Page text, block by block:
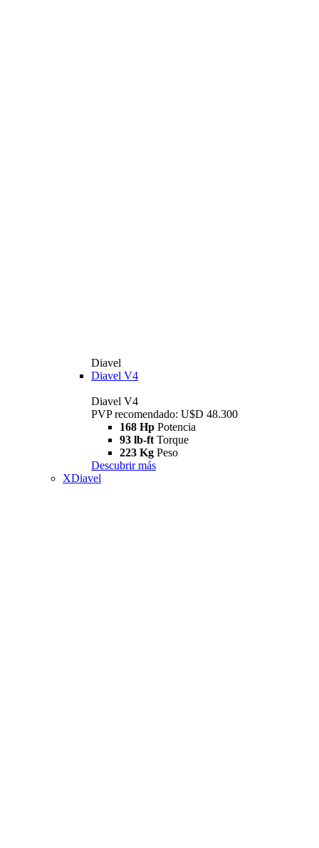
Diavel
Diavel V4
Diavel V4
PVP recomendado: U$D 48.300
168 Hp Potencia
93 lb-ft Torque
223 Kg Peso
Descubrir más
XDiavel